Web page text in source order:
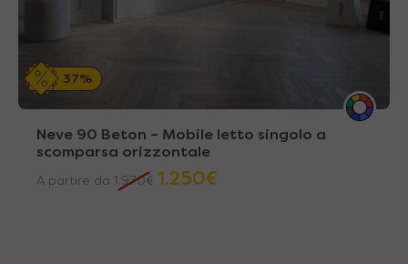
37%
Neve 90 Beton – Mobile letto singolo a
scomparsa orizzontale
A partire da 1.970€ 1.250€